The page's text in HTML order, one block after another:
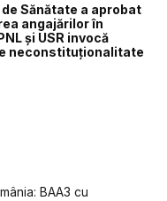
Sănătate a aprobat
angajărilor în
și USR invocă
neconstituționalitate
BAA3 cu